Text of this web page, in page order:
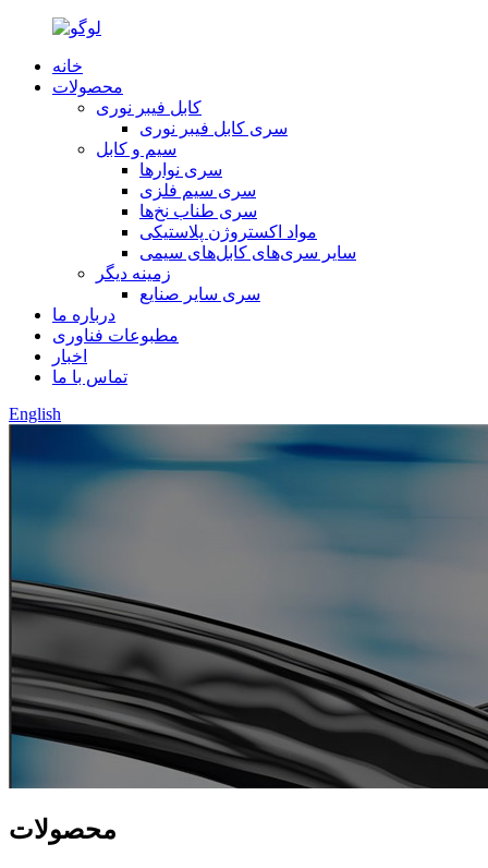
خانه
محصولات
کابل فیبر نوری
سری کابل فیبر نوری
سیم و کابل
سری نوارها
سری سیم فلزی
سری طناب نخ‌ها
مواد اکستروژن پلاستیکی
سایر سری‌های کابل‌های سیمی
زمینه دیگر
سری سایر صنایع
درباره ما
مطبوعات فناوری
اخبار
تماس با ما
English
محصولات